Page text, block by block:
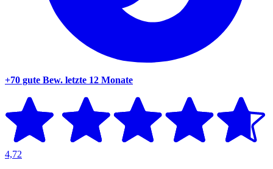
+70 gute Bew. letzte 12 Monate
4,72